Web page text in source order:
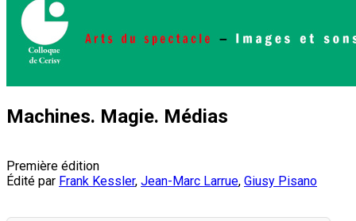
Machines. Magie. Médias
Première édition
Édité par Frank Kessler, Jean-Marc Larrue, Giusy Pisano